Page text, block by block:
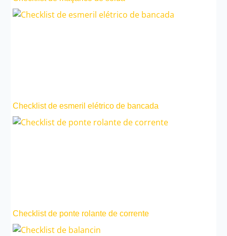
Checklist de esmeril elétrico de bancada
Checklist de ponte rolante de corrente